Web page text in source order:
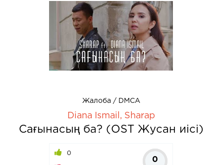
Жалоба / DMCA
Diana Ismail, Sharap
Сағынасың ба? (OST Жусан иісі)
0
0